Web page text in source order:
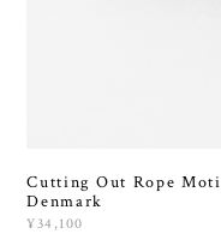
Cutting Out Rope
Denmark
¥34,100